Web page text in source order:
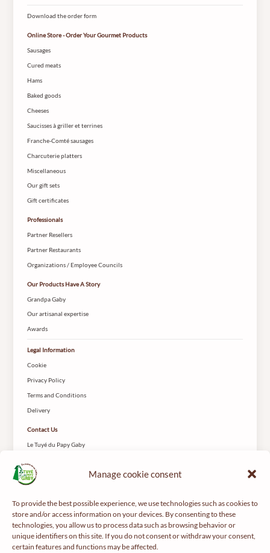
Manage cookie consent
To provide the best possible experience, we use technologies such as cookies to
store and/or access information on your devices. By consenting to these
technologies, you allow us to process data such as browsing behavior or
unique identifiers on this site. If you do not consent or withdraw your consent,
certain features and functions may be affected.
Download the order form
Online Store - Order Your Gourmet Products
Sausages
Cured meats
Hams
Baked goods
Cheeses
Saucisses à griller et terrines
Franche-Comté sausages
Charcuterie platters
Miscellaneous
Our gift sets
Gift certificates
Professionals
Partner Resellers
Partner Restaurants
Organizations / Employee Councils
Our Products Have A Story
Grandpa Gaby
Our artisanal expertise
Awards
Legal Information
Cookie
Privacy Policy
Terms and Conditions
Delivery
Contact Us
Le Tuyé du Papy Gaby
25650 Gilley
For your health, get regular exercise -